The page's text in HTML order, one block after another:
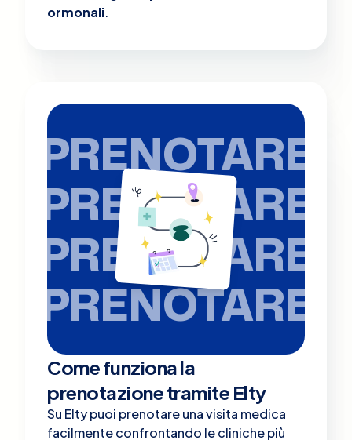
ormonali.
PRENOTARE
PRENOTARE
PRENOTARE
PRENOTARE
Come funziona la
prenotazione tramite Elty
Su Elty puoi prenotare una visita medica
facilmente confrontando le cliniche più